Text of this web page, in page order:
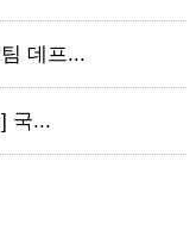
데프...
국...